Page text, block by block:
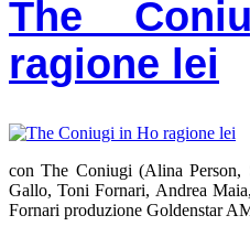
The
ragione lei
con The Coniugi (Alina Person,
Gallo, Toni Fornari, Andrea
Fornari produzione Goldenstar